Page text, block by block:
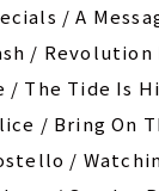
/ A
/ Revolution
/ The Tide Is
/ Bring On
/